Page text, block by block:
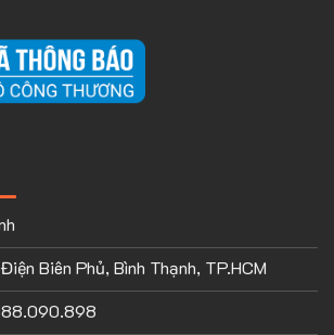
THEO PHONG CÁCH CỦA BẠN
khổng lồ và UX Builder, bạn có thể tự
Biên Phủ, Bình Thạnh, TP.HCM